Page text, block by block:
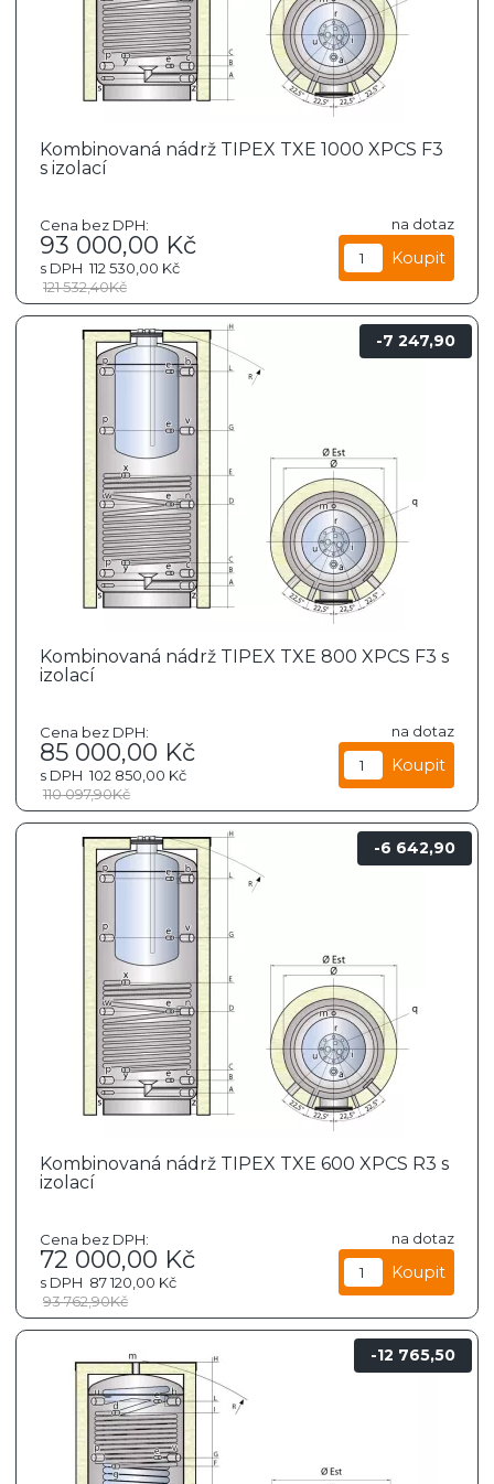
Kombinovaná nádrž TIPEX TXE 1000 XPCS F3
s izolací
na dotaz
Cena bez DPH:
93 000,00 Kč
s DPH 112 530,00 Kč
121 532,40Kč
Kombinovaná nádrž TIPEX TXE 800 XPCS F3 s
izolací
na dotaz
Cena bez DPH:
85 000,00 Kč
s DPH 102 850,00 Kč
7 247,90
110 097,90Kč
Kombinovaná nádrž TIPEX TXE 600 XPCS R3 s
izolací
na dotaz
Cena bez DPH:
72 000,00 Kč
s DPH 87 120,00 Kč
6 642,90
93 762,90Kč
12 765,50